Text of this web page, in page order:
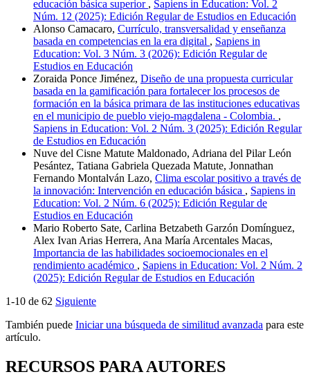
educación básica superior , Sapiens in Education: Vol. 2
Núm. 12 (2025): Edición Regular de Estudios en Educación
Alonso Camacaro, Currículo, transversalidad y enseñanza
basada en competencias en la era digital , Sapiens in
Education: Vol. 3 Núm. 3 (2026): Edición Regular de
Estudios en Educación
Zoraida Ponce Jiménez, Diseño de una propuesta curricular
basada en la gamificación para fortalecer los procesos de
formación en la básica primara de las instituciones educativas
en el municipio de pueblo viejo-magdalena - Colombia. ,
Sapiens in Education: Vol. 2 Núm. 3 (2025): Edición Regular
de Estudios en Educación
Nuve del Cisne Matute Maldonado, Adriana del Pilar León
Pesántez, Tatiana Gabriela Quezada Matute, Jonnathan
Fernando Montalván Lazo, Clima escolar positivo a través de
la innovación: Intervención en educación básica , Sapiens in
Education: Vol. 2 Núm. 6 (2025): Edición Regular de
Estudios en Educación
Mario Roberto Sate, Carlina Betzabeth Garzón Domínguez,
Alex Ivan Arias Herrera, Ana María Arcentales Macas,
Importancia de las habilidades socioemocionales en el
rendimiento académico , Sapiens in Education: Vol. 2 Núm. 2
(2025): Edición Regular de Estudios en Educación
1-10 de 62 Siguiente
También puede Iniciar una búsqueda de similitud avanzada para este
artículo.
RECURSOS PARA AUTORES